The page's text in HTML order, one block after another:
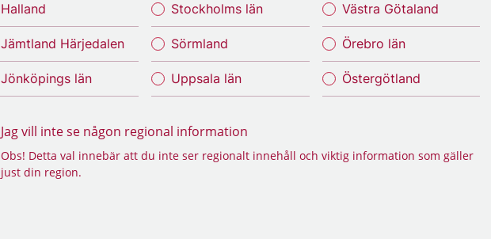
Halland
Jämtland Härjedalen
Jönköpings län
Stockholms län
Sörmland
Uppsala län
Västra Götaland
Örebro län
Östergötland
Jag vill inte se någon regional information
Obs! Detta val innebär att du inte ser regionalt innehåll och viktig information som gäller
just din region.